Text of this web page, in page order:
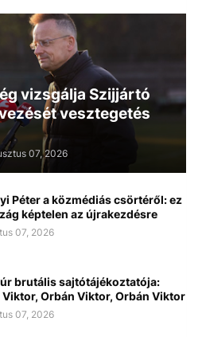
vizsgálja Szijjártó
vesztegetés
07, 2026
Péter a közmédiás csörtéről: ez
képtelen az újrakezdésre
07, 2026
brutális sajtótájékoztatója:
Viktor, Orbán Viktor, Orbán Viktor
07, 2026